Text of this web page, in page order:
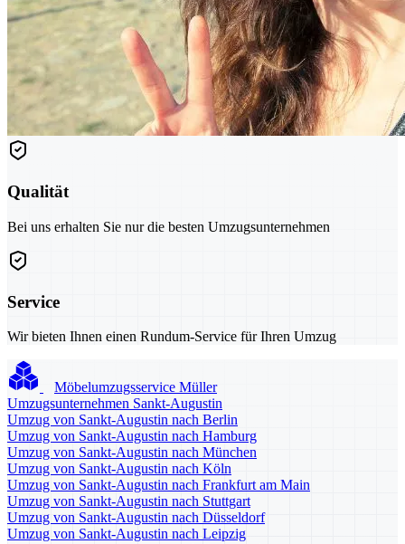
Qualität
Bei uns erhalten Sie nur die besten Umzugsunternehmen
Service
Wir bieten Ihnen einen Rundum-Service für Ihren Umzug
Möbelumzugsservice Müller
Umzugsunternehmen Sankt-Augustin
Umzug von Sankt-Augustin nach Berlin
Umzug von Sankt-Augustin nach Hamburg
Umzug von Sankt-Augustin nach München
Umzug von Sankt-Augustin nach Köln
Umzug von Sankt-Augustin nach Frankfurt am Main
Umzug von Sankt-Augustin nach Stuttgart
Umzug von Sankt-Augustin nach Düsseldorf
Umzug von Sankt-Augustin nach Leipzig